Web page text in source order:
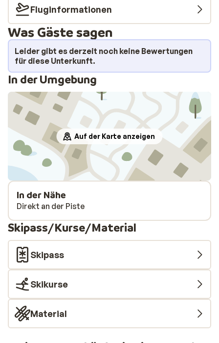
Fluginformationen
Was Gäste sagen
Leider gibt es derzeit noch keine Bewertungen
für diese Unterkunft.
In der Umgebung
Auf der Karte anzeigen
In der Nähe
Direkt an der Piste
Skipass/Kurse/Material
Skipass
Skikurse
Material